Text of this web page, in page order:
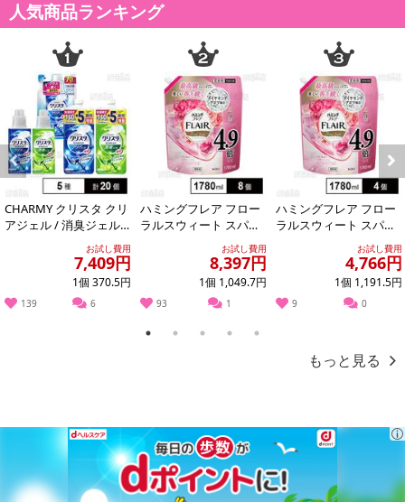
【賞味・消費期限のある商品について】
商品到着時点でのお日持ち期間は、配送日数などにより異なります
のでご了承ください。
【キャンセルについて】
※お申込み後のキャンセルはお受けできません。
記載されている内容を必ずご確認いただき、お届けする商品セット
にご納得いただきましたうえでお申し込みください。
※パッケージ変更や商品リニューアル（成分など含む）等により、
参考の掲載画像や画像内のバーコードなど、お届け商品と多少異な
る場合がございます。
また、[新たな加工食品の原料原産地表示制度]の経過措置期間の終
了により、商品詳細内に記載の原産国・原材料の表記が旧表記の場
合がございます。
あらかじめご了承いただいた上でお申込みください。なお、本理由
【発送・お届け・商品について】
※お申込み頂きました商品の同梱、お届けの日時指定はいたしかね
ます。
人気商品ランキング
Previous
CHARMY クリスタ クリ
アジェル / 消臭ジェル
本体＆つめかえ用セッ
お試し費用
7,409円
1個 370.5円
139 6
ハミングフレア フロー
ラルスウィート スパウ
トパウチ 1780ml ※商品
お試し費用
8,397円
1個 1,049.7円
93 1
ハミングフレア フロー
ラルスウィート スパウ
トパウチ 1780ml ※商品
お試し費用
4,766円
1個 1,191.5円
9 0
Next
1 2 3 4 5
もっと見る